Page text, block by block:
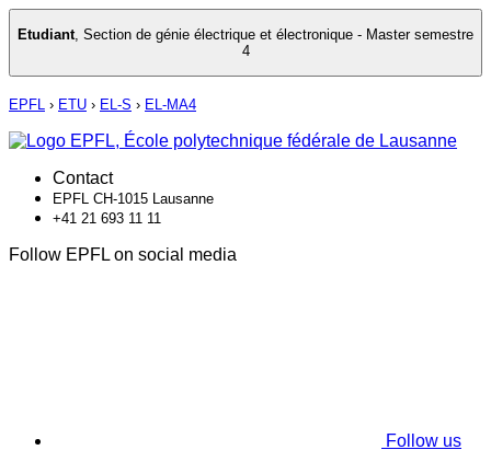
Etudiant, Section de génie électrique et électronique - Master semestre
4
EPFL › ETU › EL-S › EL-MA4
Contact
EPFL CH-1015 Lausanne
+41 21 693 11 11
Follow EPFL on social media
Follow us